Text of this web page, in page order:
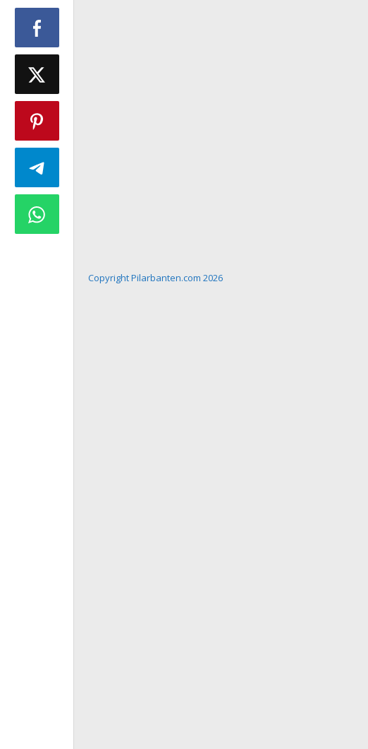
Copyright Pilarbanten.com 2026